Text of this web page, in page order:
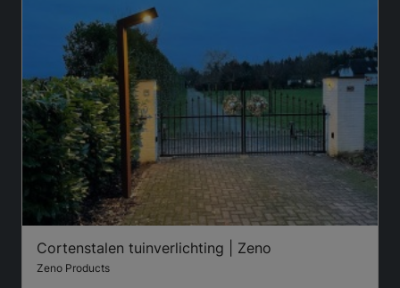
Cortenstalen tuinverlichting | Zeno
Zeno Products